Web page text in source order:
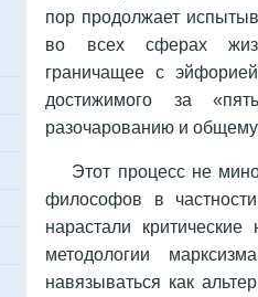
пор продолжает
во всех сферах
граничащее с
достижимого за
разочарованию и
Этот процесс не
философов в
нарастали
методологии
навязываться как